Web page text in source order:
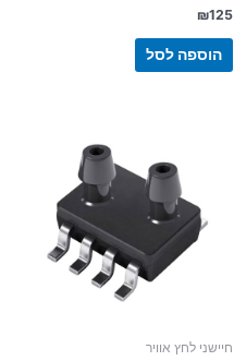
₪125
הוספה לסל
חיישני לחץ אוויר